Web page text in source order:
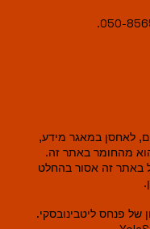
לאחסן במאגר מידע,
מהחומר באתר זה.
באתר זה אסור בהחלט